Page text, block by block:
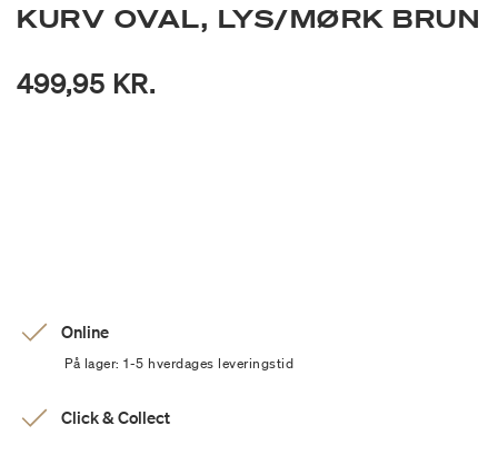
KURV OVAL, LYS/MØRK BRUN
499,95 KR.
Online
På lager: 1-5 hverdages leveringstid
Click & Collect